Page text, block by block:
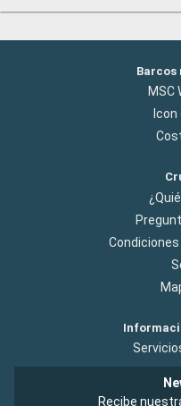
Barcos
MSC
Recibe